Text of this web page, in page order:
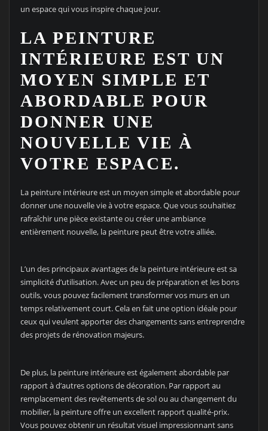
un espace qui vous inspire chaque jour.
LA PEINTURE
INTÉRIEURE EST UN
MOYEN SIMPLE ET
ABORDABLE POUR
DONNER UNE
NOUVELLE VIE À
VOTRE ESPACE.
La peinture intérieure est un moyen simple et abordable pour
donner une nouvelle vie à votre espace. Que vous souhaitiez
rafraîchir une pièce existante ou créer une ambiance
entièrement nouvelle, la peinture peut être votre alliée.
L’un des principaux avantages de la peinture intérieure est sa
simplicité d’utilisation. Avec un peu de préparation et les bons
outils, vous pouvez facilement transformer vos murs en un
temps relativement court. Cela en fait une option idéale pour
ceux qui veulent apporter des changements sans entreprendre
des projets de rénovation majeurs.
De plus, la peinture intérieure est également abordable par
rapport à d’autres options de décoration. Par rapport au
remplacement des revêtements de sol ou au changement du
mobilier, la peinture offre un excellent rapport qualité-prix.
Vous pouvez obtenir un résultat visuel impressionnant sans